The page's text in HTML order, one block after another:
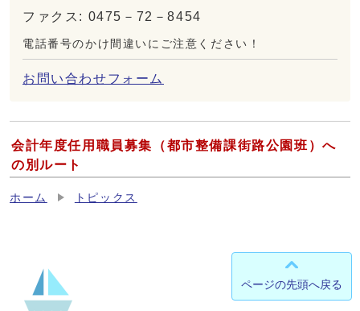
ファクス: 0475－72－8454
電話番号のかけ間違いにご注意ください！
お問い合わせフォーム
会計年度任用職員募集（都市整備課街路公園班）へ
の別ルート
ホーム トピックス
ページの先頭へ戻る